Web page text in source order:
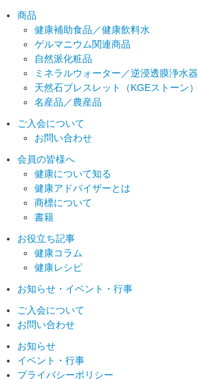
商品
健康補助食品／健康飲料水
ゲルマニウム関連商品
自然派化粧品
ミネラルウォーター／逆浸透膜浄水器
天然石ブレスレット（KGEストーン）
名産品／農産品
ご入会について
お問い合わせ
会員の皆様へ
健康について知る
健康アドバイザーとは
商標について
書籍
お役立ち記事
健康コラム
健康レシピ
お知らせ ・イベント・行事
ご入会について
お問い合わせ
お知らせ
イベント・行事
プライバシーポリシー